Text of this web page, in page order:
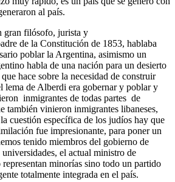
al país.
gran filósofo, jurista y
de la Constitución de 1853, hablaba
poblar la Argentina, asimismo un
habla de una nación para un desierto
hace sobre la necesidad de construir
lema de Alberdi era gobernar y poblar y
inmigrantes de todas partes de
también vinieron inmigrantes libaneses,
cuestión específica de los judíos hay que
fue impresionante, para poner un
tenido miembros del gobierno de
el actual ministro de
minorías sino todo un partido
totalmente integrada en el país.